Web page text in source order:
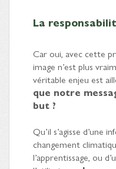
La
Car oui, avec cette
image n’est plus
véritable enjeu est
que notre
but ?
Qu’il s’agisse d’une
changement
l’apprentissage, ou